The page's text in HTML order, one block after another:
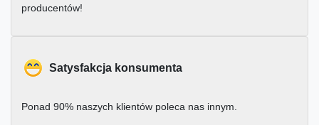
producentów!
Satysfakcja konsumenta
Ponad 90% naszych klientów poleca nas innym.